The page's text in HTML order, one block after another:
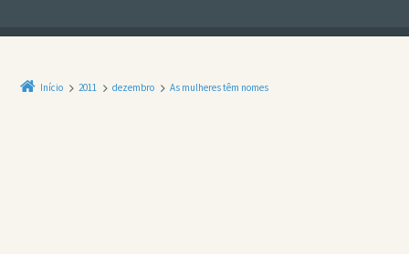
Início 2011 dezembro As mulheres têm nomes